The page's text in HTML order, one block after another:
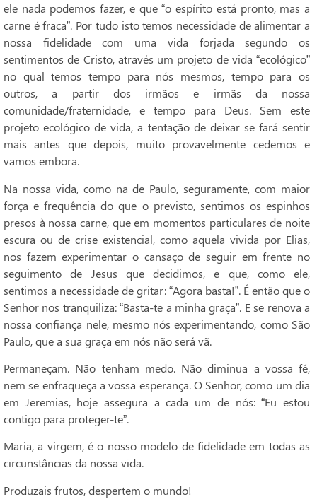
ele nada podemos fazer, e que “o espírito está pronto, mas a
carne é fraca”. Por tudo isto temos necessidade de alimentar a
nossa fidelidade com uma vida forjada segundo os
sentimentos de Cristo, através um projeto de vida “ecológico”
no qual temos tempo para nós mesmos, tempo para os
outros, a partir dos irmãos e irmãs da nossa
comunidade/fraternidade, e tempo para Deus. Sem este
projeto ecológico de vida, a tentação de deixar se fará sentir
mais antes que depois, muito provavelmente cedemos e
vamos embora.
Na nossa vida, como na de Paulo, seguramente, com maior
força e frequência do que o previsto, sentimos os espinhos
presos à nossa carne, que em momentos particulares de noite
escura ou de crise existencial, como aquela vivida por Elias,
nos fazem experimentar o cansaço de seguir em frente no
seguimento de Jesus que decidimos, e que, como ele,
sentimos a necessidade de gritar: “Agora basta!”. É então que o
Senhor nos tranquiliza: “Basta-te a minha graça”. E se renova a
nossa confiança nele, mesmo nós experimentando, como São
Paulo, que a sua graça em nós não será vã.
Permaneçam. Não tenham medo. Não diminua a vossa fé,
nem se enfraqueça a vossa esperança. O Senhor, como um dia
em Jeremias, hoje assegura a cada um de nós: “Eu estou
contigo para proteger-te”.
Maria, a virgem, é o nosso modelo de fidelidade em todas as
circunstâncias da nossa vida.
Produzais frutos, despertem o mundo!